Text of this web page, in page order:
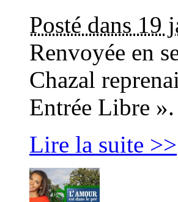
Posté dans 19
Renvoyée en
Chazal
Entrée Libre
Lire la suite >>